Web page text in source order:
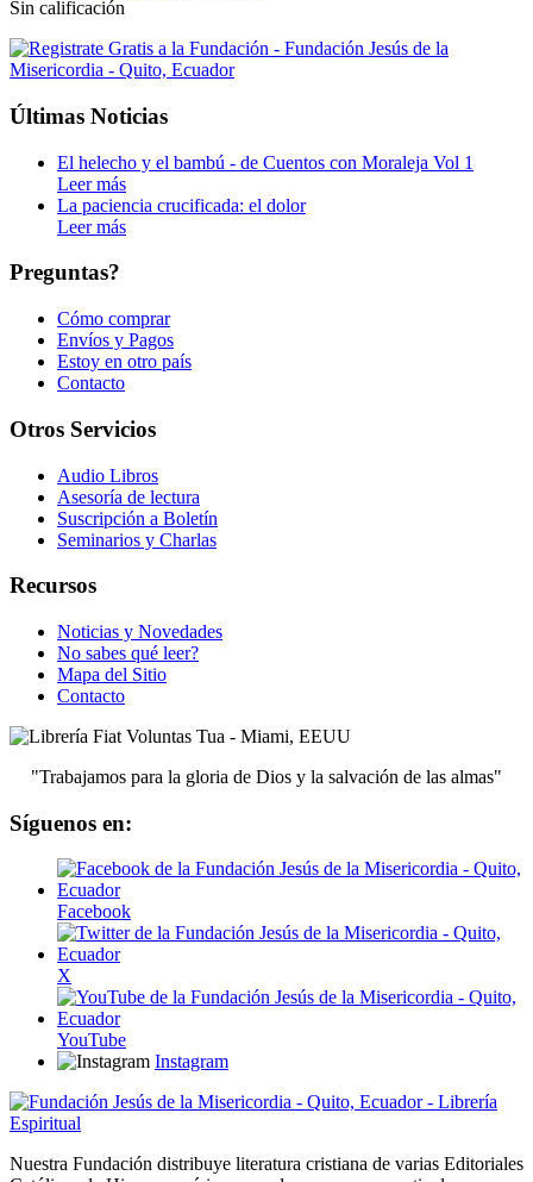
Sin calificación
Últimas Noticias
El helecho y el bambú - de Cuentos con Moraleja Vol 1
Leer más
La paciencia crucificada: el dolor
Leer más
Preguntas?
Cómo comprar
Envíos y Pagos
Estoy en otro país
Contacto
Otros Servicios
Audio Libros
Asesoría de lectura
Suscripción a Boletín
Seminarios y Charlas
Recursos
Noticias y Novedades
No sabes qué leer?
Mapa del Sitio
Contacto
"Trabajamos para la gloria de Dios y la salvación de las almas"
Síguenos en:
Facebook
X
YouTube
Instagram
Nuestra Fundación distribuye literatura cristiana de varias Editoriales